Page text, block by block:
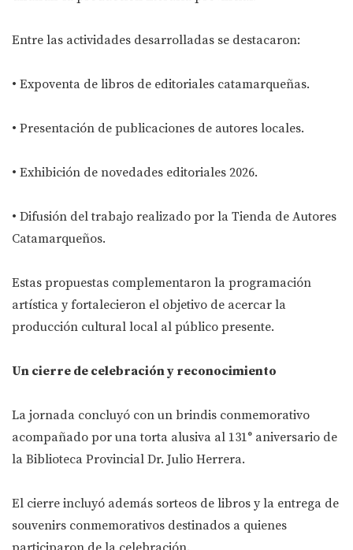
Entre las actividades desarrolladas se destacaron:
• Expoventa de libros de editoriales catamarqueñas.
• Presentación de publicaciones de autores locales.
• Exhibición de novedades editoriales 2026.
• Difusión del trabajo realizado por la Tienda de Autores
Catamarqueños.
Estas propuestas complementaron la programación
artística y fortalecieron el objetivo de acercar la
producción cultural local al público presente.
Un cierre de celebración y reconocimiento
La jornada concluyó con un brindis conmemorativo
acompañado por una torta alusiva al 131° aniversario de
la Biblioteca Provincial Dr. Julio Herrera.
El cierre incluyó además sorteos de libros y la entrega de
souvenirs conmemorativos destinados a quienes